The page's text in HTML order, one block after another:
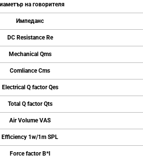
на говорителя
Импеданс
DC Resistance Re
Mechanical Qms
Comliance Cms
Electrical Q factor Qes
Total Q factor Qts
Air Volume VAS
Efficiency 1w/1m SPL
Force factor B*I